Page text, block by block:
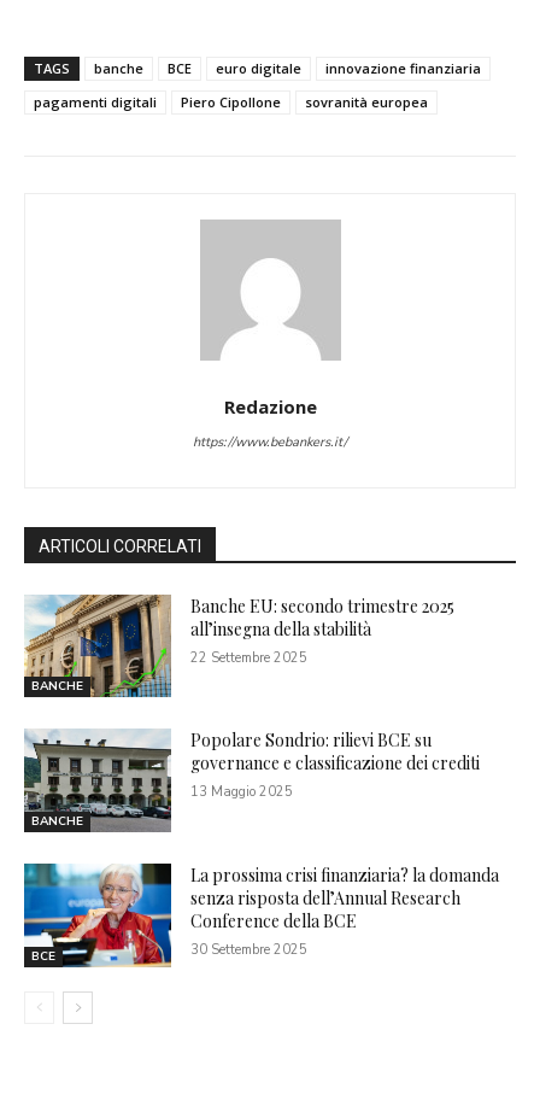
TAGS banche BCE euro digitale
innovazione finanziaria
pagamenti digitali
Piero Cipollone sovranità europea
Redazione
https://www.bebankers.it/
ARTICOLI CORRELATI
BANCHE
Banche EU: secondo trimestre 2025
all’insegna della stabilità
22 Settembre 2025
BANCHE
Popolare Sondrio: rilievi BCE su
governance e classificazione dei crediti
13 Maggio 2025
BCE
La prossima crisi finanziaria? la domanda
senza risposta dell’Annual Research
Conference della BCE
30 Settembre 2025